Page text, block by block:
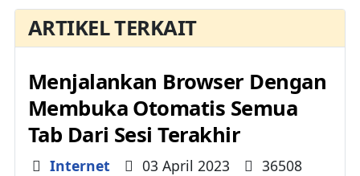
ARTIKEL TERKAIT
Menjalankan Browser Dengan
Membuka Otomatis Semua
Tab Dari Sesi Terakhir
Details
Internet 03 April 2023 36508